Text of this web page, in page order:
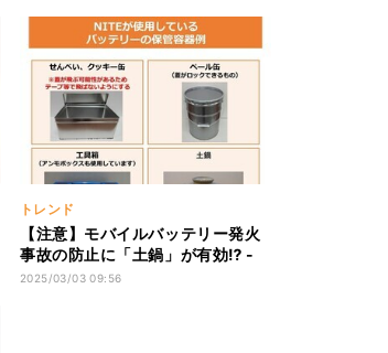
トレンド
【注意】モバイルバッテリー発火
事故の防止に「土鍋」が有効⁉ -
「正しく選んで、正しく使用し、
2025/03/03 09:56